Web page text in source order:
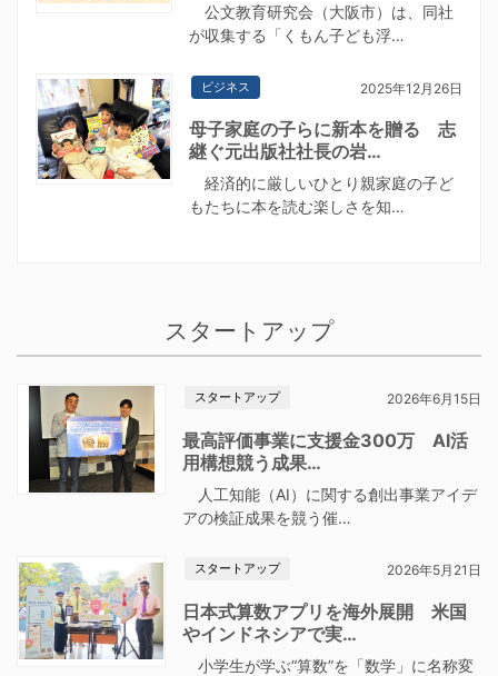
公文教育研究会（大阪市）は、同社
が収集する「くもん子ども浮…
ビジネス 2025年12月26日
母子家庭の子らに新本を贈る 志
継ぐ元出版社社長の岩…
経済的に厳しいひとり親家庭の子ど
もたちに本を読む楽しさを知…
スタートアップ
スタートアップ 2026年6月15日
最高評価事業に支援金300万 AI活
用構想競う成果…
人工知能（AI）に関する創出事業アイデ
アの検証成果を競う催…
スタートアップ 2026年5月21日
日本式算数アプリを海外展開 米国
やインドネシアで実…
小学生が学ぶ“算数”を「数学」に名称変